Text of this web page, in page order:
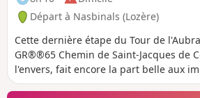
Départ à Nasbinals (Lozère)
Cette dernière étape du Tour de
GR®®65 Chemin de Saint-Jacques de
l'envers, fait encore la part belle aux
désertiques du Plateau de l'Aubrac.